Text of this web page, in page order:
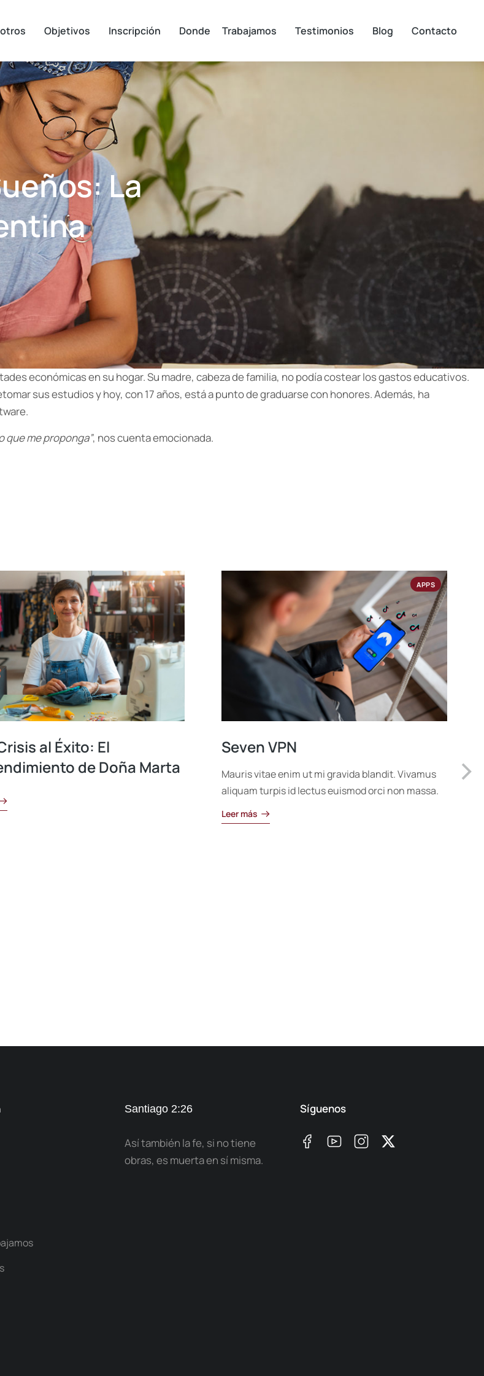
Objetivos Inscripción Donde Trabajamos Testimonios Blog Contacto
La
económicas en su hogar. Su madre, cabeza de familia, no podía costear los gastos educativos.
sus estudios y hoy, con 17 años, está a punto de graduarse con honores. Además, ha
que me proponga”, nos cuenta emocionada.
al Éxito: El
de Doña Marta
APPS
Seven VPN
Mauris vitae enim ut mi gravida blandit. Vivamus
aliquam turpis id lectus euismod orci non massa.
Leer más
Santiago 2:26
Así también la fe, si no tiene
obras, es muerta en sí misma.
Síguenos